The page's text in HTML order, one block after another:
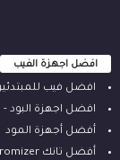
افضل اجهزة الفيب
افضل فيب
افضل اجهزة البود - Pods
أفضل أجهزة المود
أفضل تانك Clearomizer